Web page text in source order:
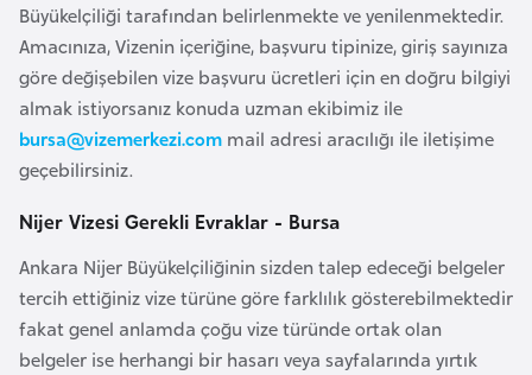
Büyükelçiliği tarafından belirlenmekte ve yenilenmektedir.
Amacınıza, Vizenin içeriğine, başvuru tipinize, giriş sayınıza
göre değişebilen vize başvuru ücretleri için en doğru bilgiyi
almak istiyorsanız konuda uzman ekibimiz ile
bursa@vizemerkezi.com mail adresi aracılığı ile iletişime
geçebilirsiniz.
Nijer Vizesi Gerekli Evraklar - Bursa
Ankara Nijer Büyükelçiliğinin sizden talep edeceği belgeler
tercih ettiğiniz vize türüne göre farklılık gösterebilmektedir
fakat genel anlamda çoğu vize türünde ortak olan
belgeler ise herhangi bir hasarı veya sayfalarında yırtık
B
u
r
k
i
a
F
s
o